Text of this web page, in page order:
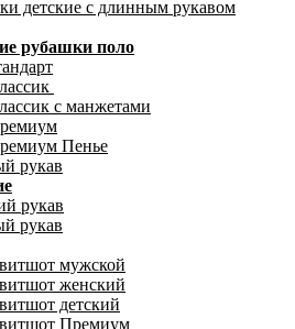
детские с длинным рукавом
рубашки поло
с манжетами
Пенье
рукав
рукав
рукав
мужской
женский
детский
Премиум